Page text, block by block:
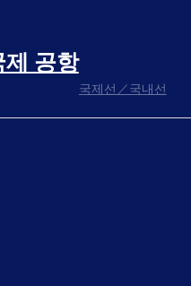
제 공항
국제선／국내선